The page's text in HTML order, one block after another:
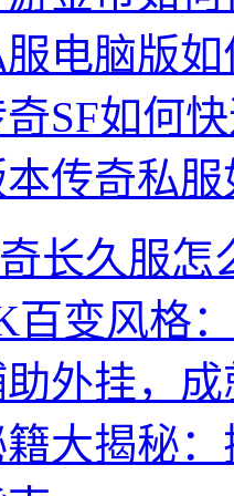
电脑版
SF如何
传奇私
长久服
百变风格
外挂，
大揭秘